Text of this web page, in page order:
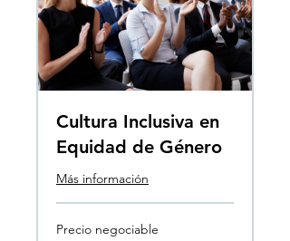
Cultura Inclusiva en
Equidad de Género
Más información
Precio
negociable
Precio negociable